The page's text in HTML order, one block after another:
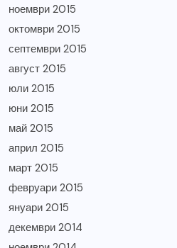
ноември 2015
октомври 2015
септември 2015
август 2015
юли 2015
юни 2015
май 2015
април 2015
март 2015
февруари 2015
януари 2015
декември 2014